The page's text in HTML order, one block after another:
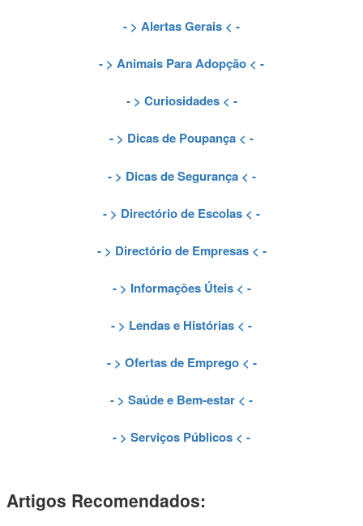
- > Alertas Gerais < -
- > Animais Para Adopção < -
- > Curiosidades< -
- > Dicas de Poupança < -
- > Dicas de Segurança< -
- > Directório de Escolas < -
- > Directório de Empresas< -
- > Informações Úteis< -
- > Lendas e Histórias < -
- > Ofertas de Emprego< -
- > Saúde e Bem-estar < -
- > Serviços Públicos < -
Artigos Recomendados: